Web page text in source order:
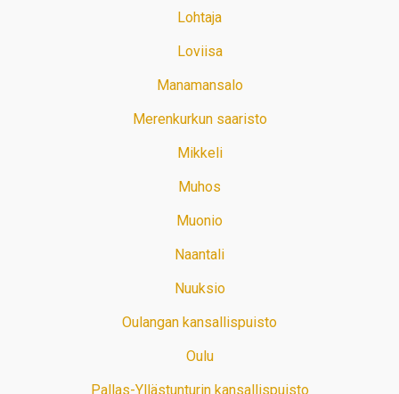
Lohtaja
Loviisa
Manamansalo
Merenkurkun saaristo
Mikkeli
Muhos
Muonio
Naantali
Nuuksio
Oulangan kansallispuisto
Oulu
Pallas-Yllästunturin kansallispuisto